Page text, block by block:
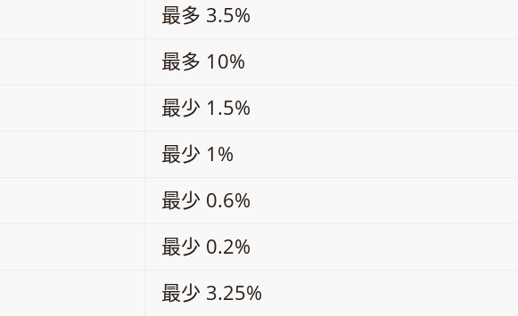
最多 3.5%
最多 10%
最少 1.5%
最少 1%
最少 0.6%
最少 0.2%
最少 3.25%